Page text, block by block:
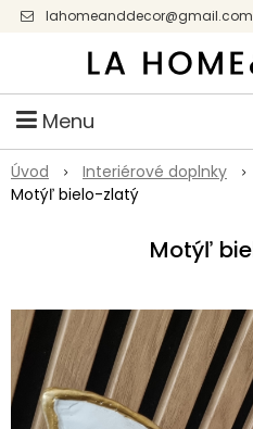
lahomeanddecor@gmail.com
Menu
Úvod Interiérové doplnky
Motýľ bielo-zlatý
Motýľ